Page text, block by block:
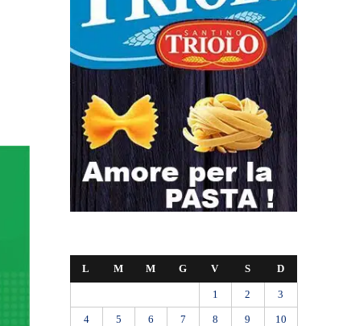
L M M G V S D
1 2 3
4 5 6 7 8 9 10